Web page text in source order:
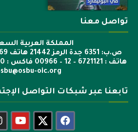
تواصل معنا
المملكة العربية
هاتف : 6721121 – 12 – 00966 فاكس : 6722600 – 12 – 00966
oic.org
تابعنا عبر شبكات التواصل